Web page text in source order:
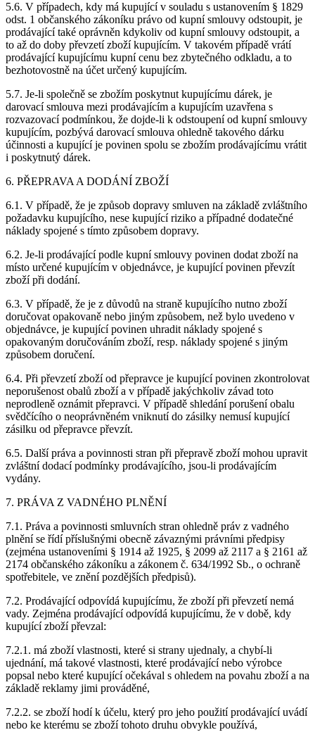
5.6. V případech, kdy má kupující v souladu s ustanovením § 1829
odst. 1 občanského zákoníku právo od kupní smlouvy odstoupit, je
prodávající také oprávněn kdykoliv od kupní smlouvy odstoupit, a
to až do doby převzetí zboží kupujícím. V takovém případě vrátí
prodávající kupujícímu kupní cenu bez zbytečného odkladu, a to
bezhotovostně na účet určený kupujícím.
5.7. Je-li společně se zbožím poskytnut kupujícímu dárek, je
darovací smlouva mezi prodávajícím a kupujícím uzavřena s
rozvazovací podmínkou, že dojde-li k odstoupení od kupní smlouvy
kupujícím, pozbývá darovací smlouva ohledně takového dárku
účinnosti a kupující je povinen spolu se zbožím prodávajícímu vrátit
i poskytnutý dárek.
6. PŘEPRAVA A DODÁNÍ ZBOŽÍ
6.1. V případě, že je způsob dopravy smluven na základě zvláštního
požadavku kupujícího, nese kupující riziko a případné dodatečné
náklady spojené s tímto způsobem dopravy.
6.2. Je-li prodávající podle kupní smlouvy povinen dodat zboží na
místo určené kupujícím v objednávce, je kupující povinen převzít
zboží při dodání.
6.3. V případě, že je z důvodů na straně kupujícího nutno zboží
doručovat opakovaně nebo jiným způsobem, než bylo uvedeno v
objednávce, je kupující povinen uhradit náklady spojené s
opakovaným doručováním zboží, resp. náklady spojené s jiným
způsobem doručení.
6.4. Při převzetí zboží od přepravce je kupující povinen zkontrolovat
neporušenost obalů zboží a v případě jakýchkoliv závad toto
neprodleně oznámit přepravci. V případě shledání porušení obalu
svědčícího o neoprávněném vniknutí do zásilky nemusí kupující
zásilku od přepravce převzít.
6.5. Další práva a povinnosti stran při přepravě zboží mohou upravit
zvláštní dodací podmínky prodávajícího, jsou-li prodávajícím
vydány.
7. PRÁVA Z VADNÉHO PLNĚNÍ
7.1. Práva a povinnosti smluvních stran ohledně práv z vadného
plnění se řídí příslušnými obecně závaznými právními předpisy
(zejména ustanoveními § 1914 až 1925, § 2099 až 2117 a § 2161 až
2174 občanského zákoníku a zákonem č. 634/1992 Sb., o ochraně
spotřebitele, ve znění pozdějších předpisů).
7.2. Prodávající odpovídá kupujícímu, že zboží při převzetí nemá
vady. Zejména prodávající odpovídá kupujícímu, že v době, kdy
kupující zboží převzal:
7.2.1. má zboží vlastnosti, které si strany ujednaly, a chybí-li
ujednání, má takové vlastnosti, které prodávající nebo výrobce
popsal nebo které kupující očekával s ohledem na povahu zboží a na
základě reklamy jimi prováděné,
7.2.2. se zboží hodí k účelu, který pro jeho použití prodávající uvádí
nebo ke kterému se zboží tohoto druhu obvykle používá,